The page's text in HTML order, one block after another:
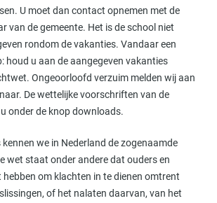
U moet dan contact opnemen met de
van de gemeente. Het is de school niet
rondom de vakanties. Vandaar een
houd u aan de aangegeven vakanties
Ongeoorloofd verzuim melden wij aan
De wettelijke voorschriften van de
onder de knop downloads.
we in Nederland de zogenaamde
wet staat onder andere dat ouders en
hebben om klachten in te dienen omtrent
of het nalaten daarvan, van het